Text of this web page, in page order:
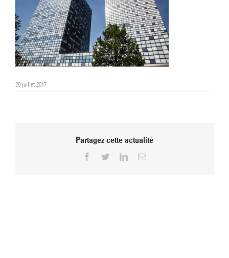
20 juillet 2017
Partagez cette actualité
Facebook
TwitterLinkedInEmail